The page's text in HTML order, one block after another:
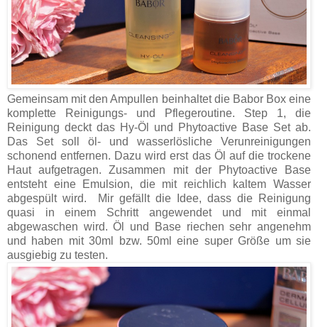
Gemeinsam mit den Ampullen beinhaltet die Babor Box eine
komplette Reinigungs- und Pflegeroutine. Step 1, die
Reinigung deckt das Hy-Öl und Phytoactive Base Set ab.
Das Set soll öl- und wasserlösliche Verunreinigungen
schonend entfernen. Dazu wird erst das Öl auf die trockene
Haut aufgetragen. Zusammen mit der Phytoactive Base
entsteht eine Emulsion, die mit reichlich kaltem Wasser
abgespült wird. Mir gefällt die Idee, dass die Reinigung
quasi in einem Schritt angewendet und mit einmal
abgewaschen wird. Öl und Base riechen sehr angenehm
und haben mit 30ml bzw. 50ml eine super Größe um sie
ausgiebig zu testen.